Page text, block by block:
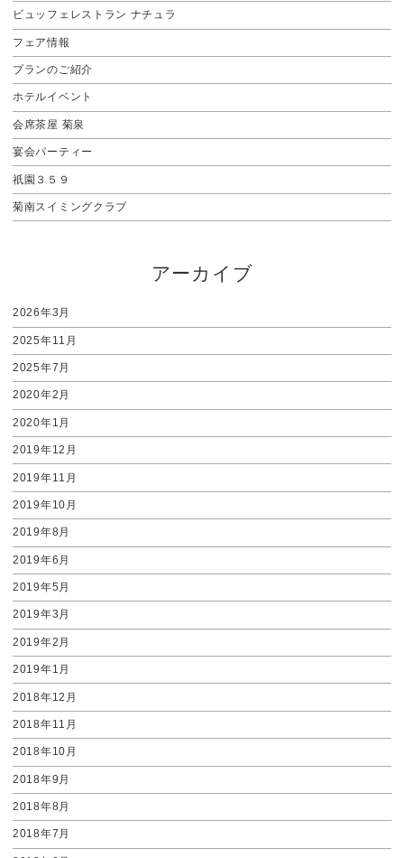
ビュッフェレストラン ナチュラ
フェア情報
プランのご紹介
ホテルイベント
会席茶屋 菊泉
宴会パーティー
祇園３５９
菊南スイミングクラブ
アーカイブ
2026年3月
2025年11月
2025年7月
2020年2月
2020年1月
2019年12月
2019年11月
2019年10月
2019年8月
2019年6月
2019年5月
2019年3月
2019年2月
2019年1月
2018年12月
2018年11月
2018年10月
2018年9月
2018年8月
2018年7月